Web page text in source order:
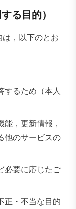
る目的）
，以下のとお
するため（本人
，更新情報，
他のサービスの
必要に応じたご
正・不当な目的